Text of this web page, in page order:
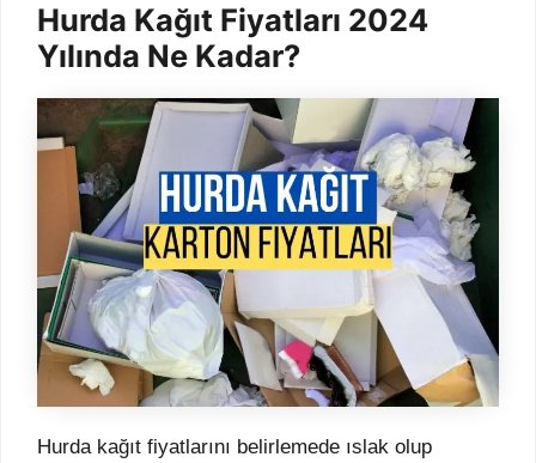
Hurda Kağıt Fiyatları 2024
Yılında Ne Kadar?
Hurda kağıt fiyatlarını belirlemede ıslak olup